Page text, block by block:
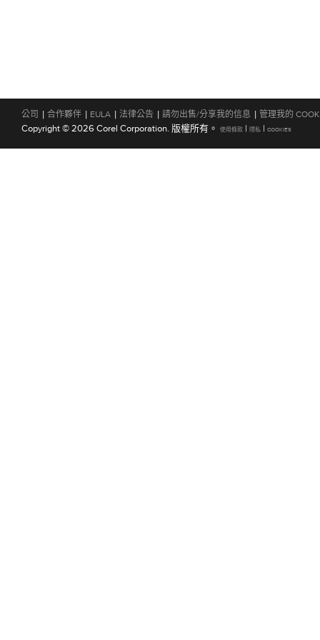
公司 | 合作夥伴 | EULA | 法律公告 | 請勿出售/分享我的信息 | 管理我的
Copyright © 2026 Corel Corporation. 版權所有。 使用條款 | 隱私 | COOKIES